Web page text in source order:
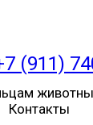
(911)
Контакты